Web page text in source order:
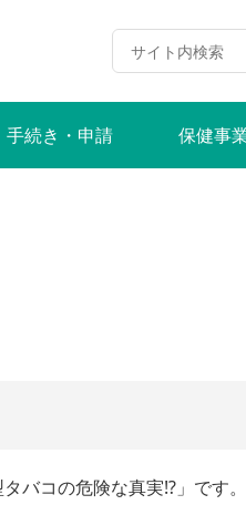
手続き・申請 保健事
バコの危険な真実⁉」です。